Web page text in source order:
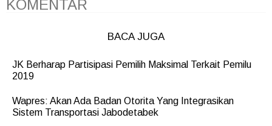
KOMENTAR
BACA JUGA
JK Berharap Partisipasi Pemilih Maksimal Terkait Pemilu
2019
Wapres: Akan Ada Badan Otorita Yang Integrasikan
Sistem Transportasi Jabodetabek